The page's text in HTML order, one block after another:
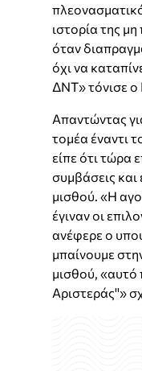
ιστορία της
όταν
όχι να
ΔΝΤ» τόνισε
Απαντώντας
τομέα έναντι
είπε ότι τώρα
συμβάσεις
μισθού. «Η
έγιναν οι
ανέφερε ο
μπαίνουμε
μισθού, «αυτό
Αριστεράς''»